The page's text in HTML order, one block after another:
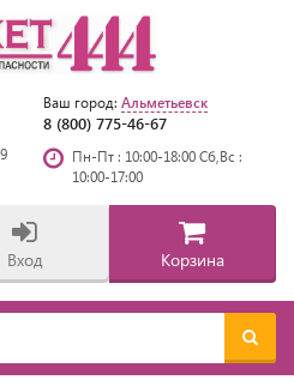
Ваш город: Альметьевск
8 (800) 775-46-67
Пн-Пт : 10:00-18:00 Сб,Вс :
10:00-17:00
Вход Корзина